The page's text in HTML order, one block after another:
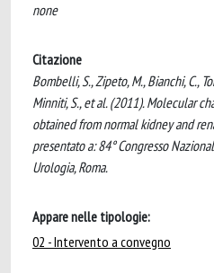
none
Citazione
Bombelli, S., Zipeto, M., Bianchi, C.,
Minniti, S., et al. (2011). Molecular
obtained from normal kidney and
presentato a: 84° Congresso
Urologia, Roma.
Appare nelle tipologie:
02 - Intervento a convegno